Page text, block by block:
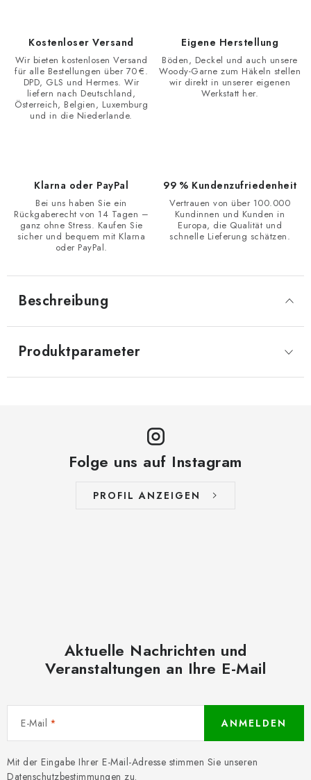
Kostenloser Versand
Wir bieten kostenlosen Versand
für alle Bestellungen über 70 €.
DPD, GLS und Hermes. Wir
liefern nach Deutschland,
Österreich, Belgien, Luxemburg
und in die Niederlande.
Eigene Herstellung
Böden, Deckel und auch unsere
Woody-Garne zum Häkeln stellen
wir direkt in unserer eigenen
Werkstatt her.
Klarna oder PayPal
Bei uns haben Sie ein
Rückgaberecht von 14 Tagen –
ganz ohne Stress. Kaufen Sie
sicher und bequem mit Klarna
oder PayPal.
99 % Kundenzufriedenheit
Vertrauen von über 100.000
Kundinnen und Kunden in
Europa, die Qualität und
schnelle Lieferung schätzen.
Beschreibung
Produktparameter
Folge uns auf Instagram
PROFIL ANZEIGEN
Aktuelle Nachrichten und
Veranstaltungen an Ihre E-Mail
E-Mail
Mit der Eingabe Ihrer E-Mail-Adresse stimmen Sie unseren
Datenschutzbestimmungen zu.
ANMELDEN